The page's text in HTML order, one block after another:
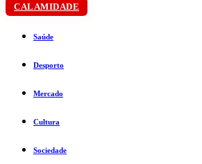
CALAMIDADE
Saúde
Desporto
Mercado
Cultura
Sociedade